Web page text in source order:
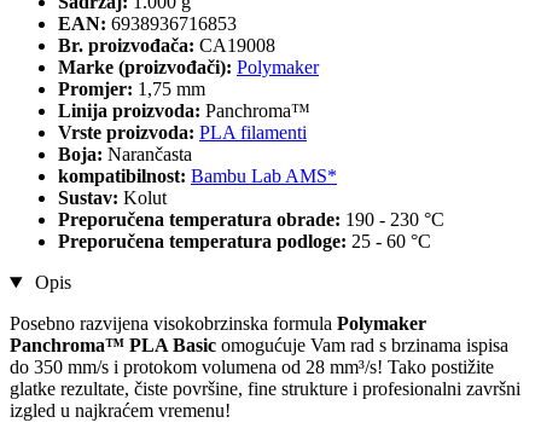
EAN: 6938936716853
Br. proizvođača: CA19008
Marke (proizvođači): Polymaker
Promjer: 1,75 mm
Linija proizvoda: Panchroma™
Vrste proizvoda: PLA filamenti
Boja: Narančasta
kompatibilnost: Bambu Lab AMS*
Sustav: Kolut
Preporučena temperatura obrade: 190 - 230 °C
Preporučena temperatura podloge: 25 - 60 °C
Opis
Posebno razvijena visokobrzinska formula Polymaker
Panchroma™ PLA Basic omogućuje Vam rad s brzinama ispisa
do 350 mm/s i protokom volumena od 28 mm³/s! Tako postižite
glatke rezultate, čiste površine, fine strukture i profesionalni završni
izgled u najkraćem vremenu!